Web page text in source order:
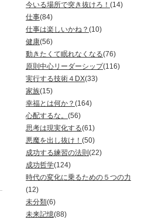
今いる場所で突き抜けろ！ (14)
仕事(84)
仕事は楽しいかね？ (10)
健康(56)
動きたくて眠れなくなる(76)
原則中心リーダーシップ(116)
実行する技術４DX(33)
家族(15)
幸福とは何か？ (164)
心配するな。 (56)
思考は現実化する(61)
悪魔を出し抜け！ (50)
成功する練習の法則 (22)
成功哲学(124)
時代の変化に乗るための５つの力
(12)
未分類(6)
未来記憶(88)